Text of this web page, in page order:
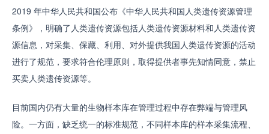
2019 年中华人民共和国公布《中华人民共和国人类遗传资源管理
条例》，明确了人类遗传资源包括人类遗传资源材料和人类遗传资
源信息，对采集、保藏、利用、对外提供我国人类遗传资源的活动
进行了规范，要求符合伦理原则，取得提供者事先知情同意，禁止
买卖人类遗传资源等。
目前国内仍有大量的生物样本库在管理过程中存在弊端与管理风
险。一方面，缺乏统一的标准规范，不同样本库的样本采集流程、